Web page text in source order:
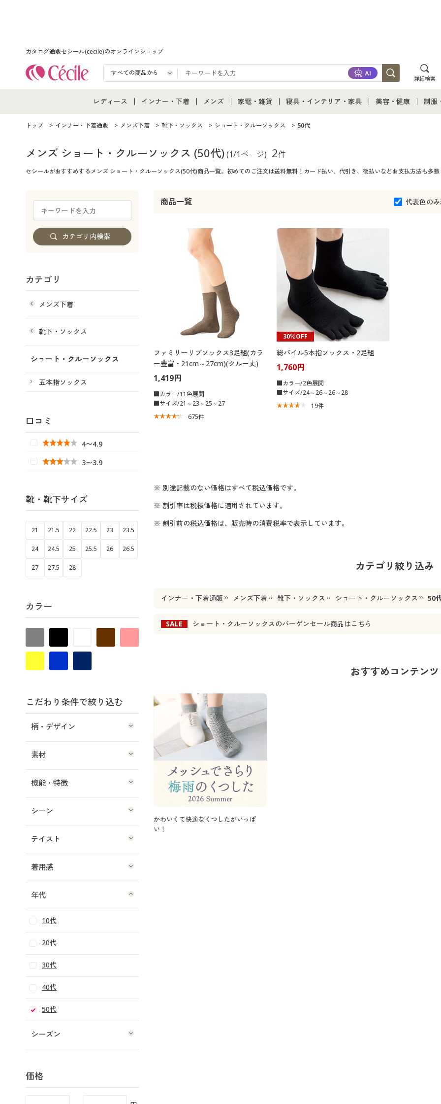
カタログ通販セシール(cecile)のオンラインショップ
詳細検索
レディース
レディース通販すべて
レディースファッション
女性下着
インナー・下着
インナー・下着通販すべて
メンズ下着
ジュニア・ティーンズ下着
メンズ
メンズ通販すべて
メンズファッション
メンズ下着
家電・雑貨
家電・雑貨すべて
キッチン・雑貨・日用品
寝具・インテリア・家具
寝具・インテリア・家具通販すべて
寝具・ベッド
美容・健康 制服
ジュ
トップ インナー・下着通販 メンズ下着 靴下・ソックス ショート・クルーソックス 50代
メンズ ショート・クルーソックス (50代)(1/1ページ) 2件
セシールがおすすめするメンズ ショート・クルーソックス(50代)商品一覧。初めてのご注文は送料無料！カード払い、代引き、後払いなどお支払方法も多
商品一覧 代表色の
ファミリーリブソックス3足組(カラ
ー豊富・21cm～27cm)(クルー丈)
1,419円
■カラー/11色展開
■サイズ/21～23～25～27
675件
30％OFF
総パイル5本指ソックス・2足組
1,760円
■カラー/2色展開
■サイズ/24～26～26～28
19件
※ 別途記載のない価格はすべて税込価格です。
※ 割引率は税抜価格に適用されています。
※ 割引前の税込価格は、販売時の消費税率で表示しています。
カテゴリ絞り込み
インナー・下着通販 メンズ下着 靴下・ソックス ショート・クルーソックス 50
SALE ショート・クルーソックスのバーゲンセール商品はこちら
おすすめコンテンツ
かわいくて快適なくつしたがいっぱ
い！
カテゴリ
メンズ下着
靴下・ソックス
ショート・クルーソックス
五本指ソックス
口コミ
4〜4.9
3〜3.9
靴・靴下サイズ
21 21.5 22 22.5 23 23.5
24 24.5 25 25.5 26 26.5
27 27.5 28
カラー
こだわり条件で絞り込む
柄・デザイン
素材
機能・特徴
シーン
テイスト
着用感
年代
10代
20代
30代
40代
50代
シーズン
価格